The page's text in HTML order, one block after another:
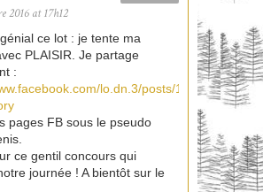
2016 at 17h12
ce lot : je tente ma
PLAISIR. Je partage
:
lo.dn.3/posts/
pages FB sous le pseudo
ce gentil concours qui
journée ! A bientôt sur le